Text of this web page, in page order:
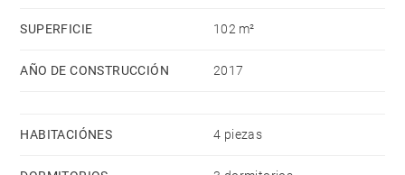
SUPERFICIE 102 m²
AÑO DE CONSTRUCCIÓN 2017
HABITACIÓNES 4 piezas